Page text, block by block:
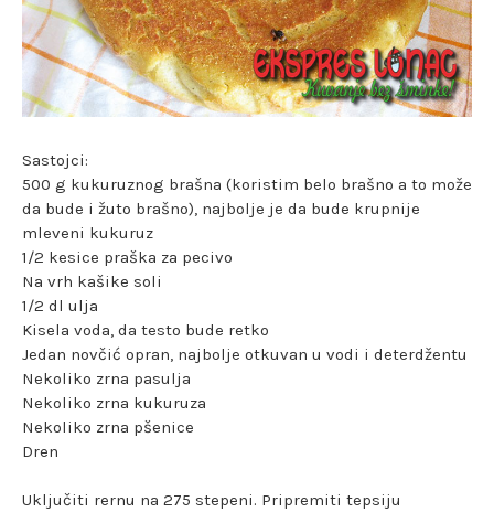
Sastojci:
500 g kukuruznog brašna (koristim belo brašno a to može
da bude i žuto brašno), najbolje je da bude krupnije
mleveni kukuruz
1/2 kesice praška za pecivo
Na vrh kašike soli
1/2 dl ulja
Kisela voda, da testo bude retko
Jedan novčić opran, najbolje otkuvan u vodi i deterdžentu
Nekoliko zrna pasulja
Nekoliko zrna kukuruza
Nekoliko zrna pšenice
Dren
Uključiti rernu na 275 stepeni. Pripremiti tepsiju